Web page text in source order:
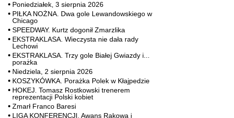
Poniedziałek, 3 sierpnia 2026
PIŁKA NOŻNA. Dwa gole Lewandowskiego w
Chicago
SPEEDWAY. Kurtz dogonił Zmarzlika
EKSTRAKLASA. Wieczysta nie dała rady
Lechowi
EKSTRAKLASA. Trzy gole Białej Gwiazdy i...
porażka
Niedziela, 2 sierpnia 2026
KOSZYKÓWKA. Porażka Polek w Kłajpedzie
HOKEJ. Tomasz Rostkowski trenerem
reprezentacji Polski kobiet
Zmarł Franco Baresi
LIGA KONFERENCJI. Awans Rakowa i